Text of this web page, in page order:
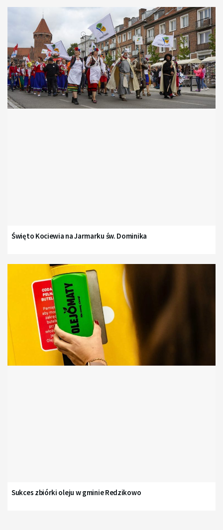
Święto Kociewia na Jarmarku św. Dominika
Sukces zbiórki oleju w gminie Redzikowo